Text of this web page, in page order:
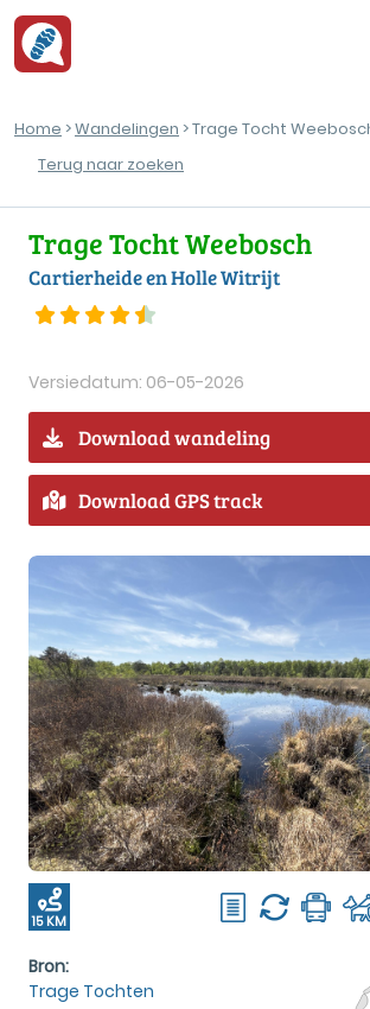
Home >Wandelingen > Trage Tocht
Terug naar zoeken
Trage Tocht Weebosch
Cartierheide en Holle Witrijt
Versiedatum: 06-05-2026
Download wandeling
Download GPS track
15 KM
Bron:
Trage Tochten